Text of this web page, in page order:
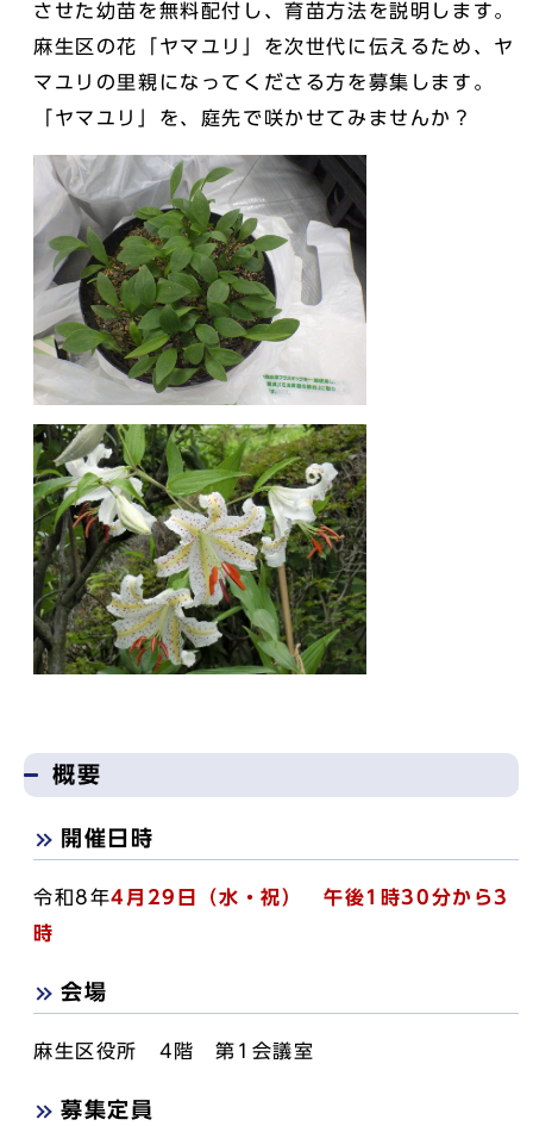
させた幼苗を無料配付し、育苗方法を説明します。
麻生区の花「ヤマユリ」を次世代に伝えるため、ヤ
マユリの里親になってくださる方を募集します。
「ヤマユリ」を、庭先で咲かせてみませんか？
概要
開催日時
令和8年4月29日（水・祝） 午後1時30分から3
時
会場
麻生区役所 4階 第1会議室
募集定員